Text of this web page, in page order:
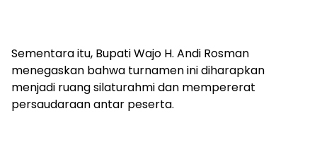
Sementara itu, Bupati Wajo H. Andi Rosman
menegaskan bahwa turnamen ini diharapkan
menjadi ruang silaturahmi dan mempererat
persaudaraan antar peserta.